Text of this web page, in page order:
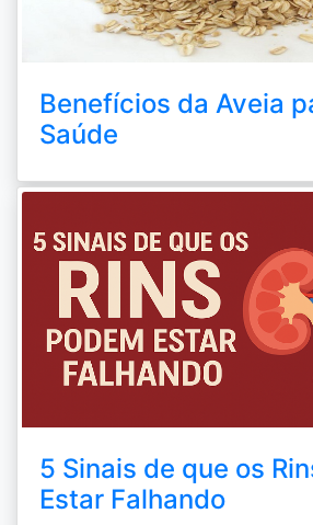
Benefícios da Aveia
Saúde
5 Sinais de que os
Estar Falhando